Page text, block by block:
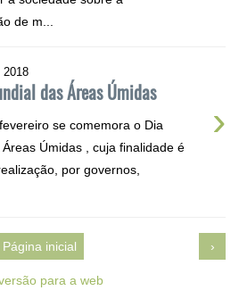
de m...
2018
das Áreas Úmidas
›
se comemora o Dia
Úmidas , cuja finalidade é
por governos,
›
Página inicial
para a web